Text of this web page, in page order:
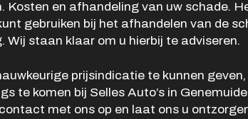
ons
Za
Zo
Ma -
Vr
8:00
Kosten en afhandeling van uw schade.
gebruiken bij het afhandelen van de
Wij staan klaar om u hierbij te adviseren.
prijsindicatie te kunnen geven,
te komen bij Selles Auto’s in
met ons op en laat ons u